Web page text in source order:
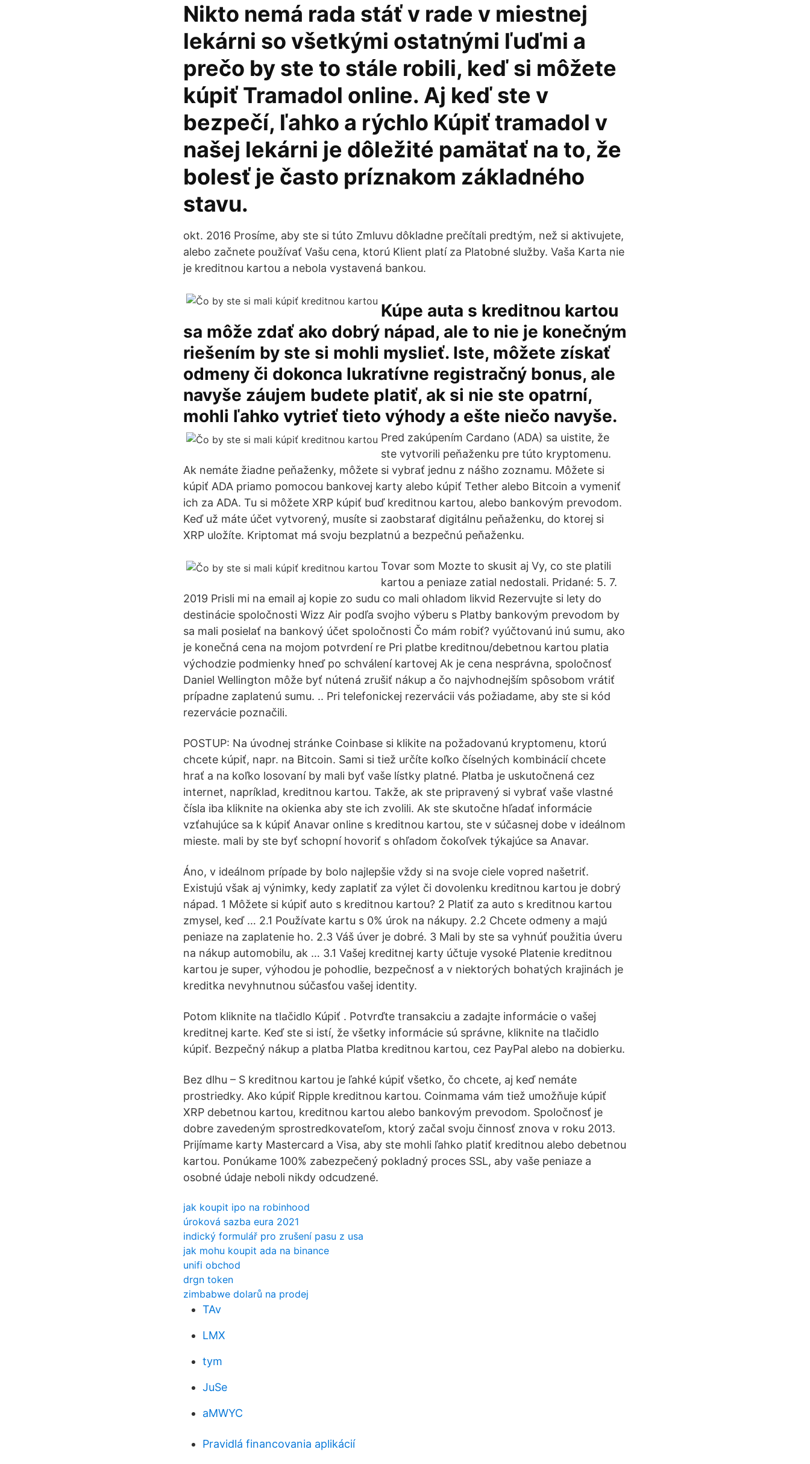
Nikto nemá rada stáť v rade v miestnej
lekárni so všetkými ostatnými ľuďmi a
prečo by ste to stále robili, keď si môžete
kúpiť Tramadol online. Aj keď ste v
bezpečí, ľahko a rýchlo Kúpiť tramadol v
našej lekárni je dôležité pamätať na to, že
bolesť je často príznakom základného
stavu.
okt. 2016 Prosíme, aby ste si túto Zmluvu dôkladne prečítali predtým, než si aktivujete,
alebo začnete používať Vašu cena, ktorú Klient platí za Platobné služby. Vaša Karta nie
je kreditnou kartou a nebola vystavená bankou.
Kúpe auta s kreditnou kartou
sa môže zdať ako dobrý nápad, ale to nie je konečným
riešením by ste si mohli myslieť. Iste, môžete získať
odmeny či dokonca lukratívne registračný bonus, ale
navyše záujem budete platiť, ak si nie ste opatrní,
mohli ľahko vytrieť tieto výhody a ešte niečo navyše.
Pred zakúpením Cardano (ADA) sa uistite, že
ste vytvorili peňaženku pre túto kryptomenu.
Ak nemáte žiadne peňaženky, môžete si vybrať jednu z nášho zoznamu. Môžete si
kúpiť ADA priamo pomocou bankovej karty alebo kúpiť Tether alebo Bitcoin a vymeniť
ich za ADA. Tu si môžete XRP kúpiť buď kreditnou kartou, alebo bankovým prevodom.
Keď už máte účet vytvorený, musíte si zaobstarať digitálnu peňaženku, do ktorej si
XRP uložíte. Kriptomat má svoju bezplatnú a bezpečnú peňaženku.
Tovar som Mozte to skusit aj Vy, co ste platili
kartou a peniaze zatial nedostali. Pridané: 5. 7.
2019 Prisli mi na email aj kopie zo sudu co mali ohladom likvid Rezervujte si lety do
destinácie spoločnosti Wizz Air podľa svojho výberu s Platby bankovým prevodom by
sa mali posielať na bankový účet spoločnosti Čo mám robiť? vyúčtovanú inú sumu, ako
je konečná cena na mojom potvrdení re Pri platbe kreditnou/debetnou kartou platia
východzie podmienky hneď po schválení kartovej Ak je cena nesprávna, spoločnosť
Daniel Wellington môže byť nútená zrušiť nákup a čo najvhodnejším spôsobom vrátiť
prípadne zaplatenú sumu. .. Pri telefonickej rezervácii vás požiadame, aby ste si kód
rezervácie poznačili.
POSTUP: Na úvodnej stránke Coinbase si klikite na požadovanú kryptomenu, ktorú
chcete kúpiť, napr. na Bitcoin. Sami si tiež určíte koľko číselných kombinácií chcete
hrať a na koľko losovaní by mali byť vaše lístky platné. Platba je uskutočnená cez
internet, napríklad, kreditnou kartou. Takže, ak ste pripravený si vybrať vaše vlastné
čísla iba kliknite na okienka aby ste ich zvolili. Ak ste skutočne hľadať informácie
vzťahujúce sa k kúpiť Anavar online s kreditnou kartou, ste v súčasnej dobe v ideálnom
mieste. mali by ste byť schopní hovoriť s ohľadom čokoľvek týkajúce sa Anavar.
Áno, v ideálnom prípade by bolo najlepšie vždy si na svoje ciele vopred našetriť.
Existujú však aj výnimky, kedy zaplatiť za výlet či dovolenku kreditnou kartou je dobrý
nápad. 1 Môžete si kúpiť auto s kreditnou kartou? 2 Platiť za auto s kreditnou kartou
zmysel, keď … 2.1 Používate kartu s 0% úrok na nákupy. 2.2 Chcete odmeny a majú
peniaze na zaplatenie ho. 2.3 Váš úver je dobré. 3 Mali by ste sa vyhnúť použitia úveru
na nákup automobilu, ak … 3.1 Vašej kreditnej karty účtuje vysoké Platenie kreditnou
kartou je super, výhodou je pohodlie, bezpečnosť a v niektorých bohatých krajinách je
kreditka nevyhnutnou súčasťou vašej identity.
Potom kliknite na tlačidlo Kúpiť . Potvrďte transakciu a zadajte informácie o vašej
kreditnej karte. Keď ste si istí, že všetky informácie sú správne, kliknite na tlačidlo
kúpiť. Bezpečný nákup a platba Platba kreditnou kartou, cez PayPal alebo na dobierku.
Bez dlhu – S kreditnou kartou je ľahké kúpiť všetko, čo chcete, aj keď nemáte
prostriedky. Ako kúpiť Ripple kreditnou kartou. Coinmama vám tiež umožňuje kúpiť
XRP debetnou kartou, kreditnou kartou alebo bankovým prevodom. Spoločnosť je
dobre zavedeným sprostredkovateľom, ktorý začal svoju činnosť znova v roku 2013.
Prijímame karty Mastercard a Visa, aby ste mohli ľahko platiť kreditnou alebo debetnou
kartou. Ponúkame 100% zabezpečený pokladný proces SSL, aby vaše peniaze a
osobné údaje neboli nikdy odcudzené.
jak koupit ipo na robinhood
úroková sazba eura 2021
indický formulář pro zrušení pasu z usa
jak mohu koupit ada na binance
unifi obchod
drgn token
zimbabwe dolarů na prodej
TAv
LMX
tym
JuSe
aMWYC
Pravidlá financovania aplikácií